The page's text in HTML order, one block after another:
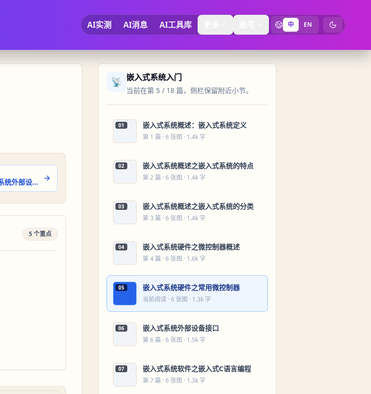
AI实测 AI消息 AI工具库 中 EN 切换为暗黑
嵌入式系统外部设备接口
5 个重点
📡 嵌入式系统入门
当前在第 5 / 18 篇，侧栏保留附近小节。
01 嵌入式系统概述：嵌入式系统定义
第 1 篇 · 6 张图 · 1.4k 字
02 嵌入式系统概述之嵌入式系统的特点
第 2 篇 · 6 张图 · 1.4k 字
03 嵌入式系统概述之嵌入式系统的分类
第 3 篇 · 6 张图 · 1.4k 字
04 嵌入式系统硬件之微控制器概述
第 4 篇 · 6 张图 · 1.6k 字
05 嵌入式系统硬件之常用微控制器
当前阅读 · 6 张图 · 1.3k 字
06 嵌入式系统外部设备接口
第 6 篇 · 6 张图 · 1.5k 字
07 嵌入式系统软件之嵌入式C语言编程
第 7 篇 · 6 张图 · 1.3k 字